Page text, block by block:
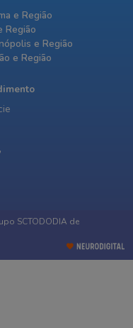
e Região
Região
e Região
e Região
SCTODODIA de